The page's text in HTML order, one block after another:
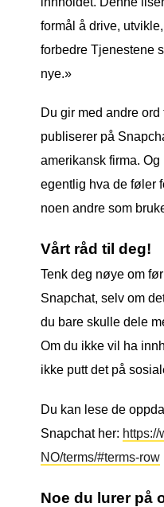
formål å drive,
forbedre Tjenestene
nye.»
Du gir med andre
publiserer på
amerikansk firma. Og
egentlig hva de føler
noen andre som
Vårt råd til deg!
Tenk deg nøye om
Snapchat, selv om
du bare skulle dele
Om du ikke vil ha
ikke putt det på
Du kan lese de
Snapchat her:
NO/terms/#terms-row
Noe du lurer på